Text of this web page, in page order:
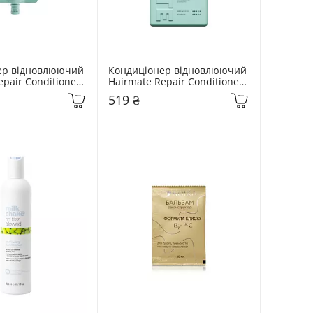
відновлюючий
Conditioner
Кондиціонер відновлюючий
Hairmate Repair Conditioner
519 ₴